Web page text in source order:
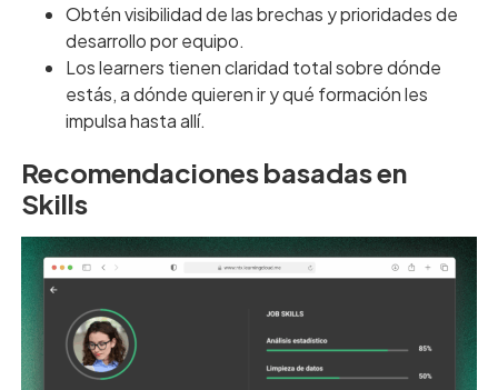
Obtén visibilidad de las brechas y prioridades de
desarrollo por equipo.
Los learners tienen claridad total sobre dónde
estás, a dónde quieren ir y qué formación les
impulsa hasta allí.
Recomendaciones basadas en
Skills